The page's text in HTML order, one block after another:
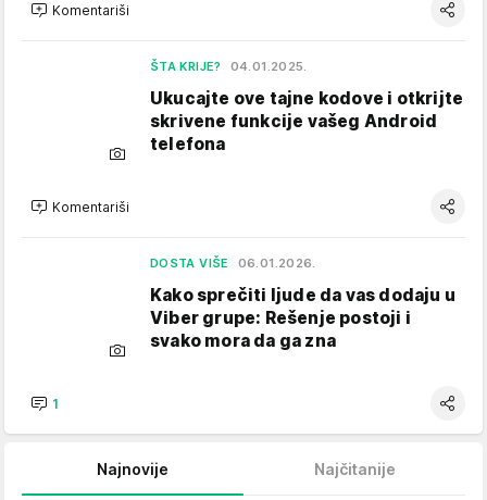
Komentariši
ŠTA KRIJE? 04.01.2025.
Ukucajte ove tajne kodove i otkrijte
skrivene funkcije vašeg Android
telefona
Komentariši
DOSTA VIŠE 06.01.2026.
Kako sprečiti ljude da vas dodaju u
Viber grupe: Rešenje postoji i
svako mora da ga zna
1
Najnovije Najčitanije